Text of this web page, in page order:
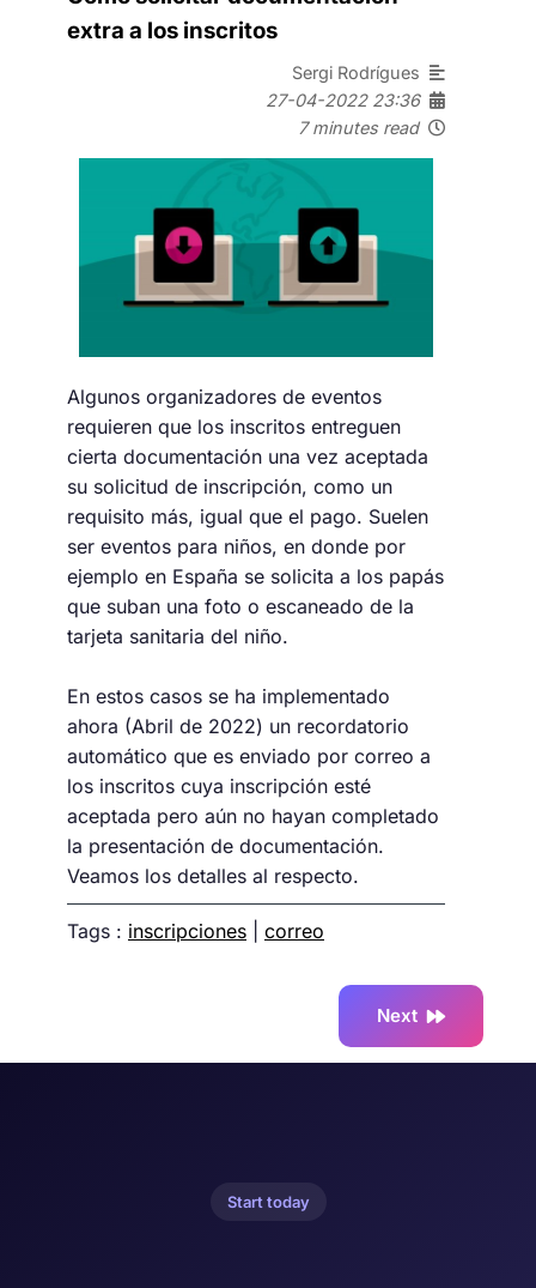
extra a los inscritos
Sergi Rodrígues
27-04-2022 23:36
7 minutes read
Algunos organizadores de eventos
requieren que los inscritos entreguen
cierta documentación una vez aceptada
su solicitud de inscripción, como un
requisito más, igual que el pago. Suelen
ser eventos para niños, en donde por
ejemplo en España se solicita a los papás
que suban una foto o escaneado de la
tarjeta sanitaria del niño.
En estos casos se ha implementado
ahora (Abril de 2022) un recordatorio
automático que es enviado por correo a
los inscritos cuya inscripción esté
aceptada pero aún no hayan completado
la presentación de documentación.
Veamos los detalles al respecto.
Tags : inscripciones correo
Next
Start today